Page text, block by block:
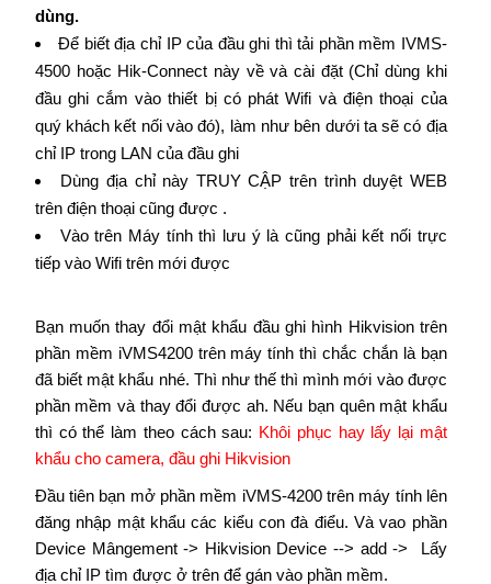
dùng.
Để biết địa chỉ IP của đầu ghi thì tải phần mềm IVMS-
4500 hoặc Hik-Connect này về và cài đặt (Chỉ dùng khi
đầu ghi cắm vào thiết bị có phát Wifi và điện thoại của
quý khách kết nối vào đó), làm như bên dưới ta sẽ có địa
chỉ IP trong LAN của đầu ghi
Dùng địa chỉ này TRUY CẬP trên trình duyệt WEB
trên điện thoại cũng được .
Vào trên Máy tính thì lưu ý là cũng phải kết nối trực
tiếp vào Wifi trên mới được
Bạn muốn thay đổi mật khẩu đầu ghi hình Hikvision trên
phần mềm iVMS4200 trên máy tính thì chắc chắn là bạn
đã biết mật khẩu nhé. Thì như thế thì mình mới vào được
phần mềm và thay đổi được ah. Nếu bạn quên mật khẩu
thì có thể làm theo cách sau: Khôi phục hay lấy lại mật
khẩu cho camera, đầu ghi Hikvision
Đầu tiên bạn mở phần mềm iVMS-4200 trên máy tính lên
đăng nhập mật khẩu các kiểu con đà điểu. Và vao phần
Device Mângement -> Hikvision Device --> add -> Lấy
địa chỉ IP tìm được ở trên để gán vào phần mềm.